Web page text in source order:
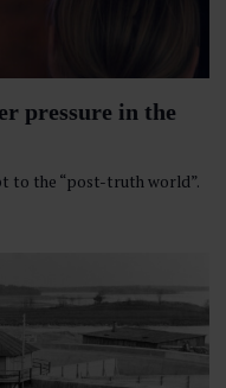
pressure in the
to the “post-truth world”.